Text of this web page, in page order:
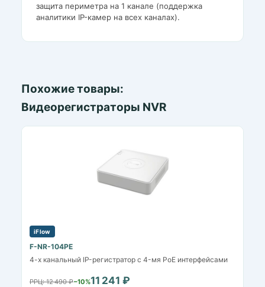
защита периметра на 1 канале (поддержка
аналитики IP-камер на всех каналах).
Похожие товары:
Видеорегистраторы NVR
iFlow
F-NR-104PE
4-х канальный IP-регистратор c 4-мя PoE интерфейсами
РРЦ: 12 490 ₽−10%11 241 ₽